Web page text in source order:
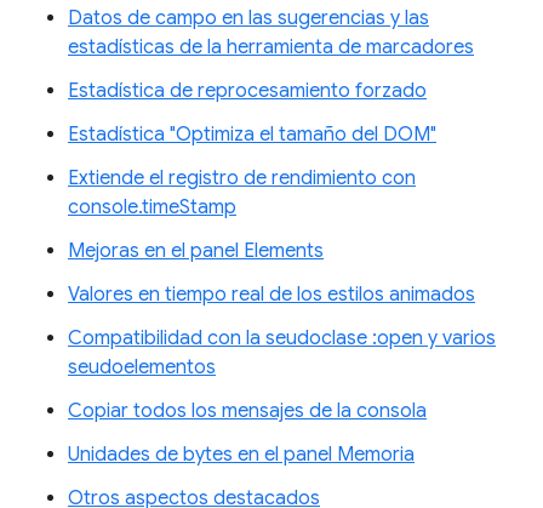
Datos de campo en las sugerencias y las
estadísticas de la herramienta de marcadores
Estadística de reprocesamiento forzado
Estadística "Optimiza el tamaño del DOM"
Extiende el registro de rendimiento con
console.timeStamp
Mejoras en el panel Elements
Valores en tiempo real de los estilos animados
Compatibilidad con la seudoclase :open y varios
seudoelementos
Copiar todos los mensajes de la consola
Unidades de bytes en el panel Memoria
Otros aspectos destacados